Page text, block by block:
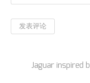
Jaguar inspired